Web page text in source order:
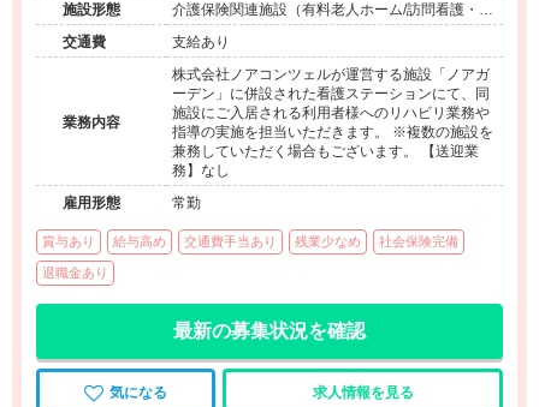
施設形態
介護保険関連施設（有料老人ホーム/訪問看護・リ
ハ）
交通費 支給あり
業務内容
株式会社ノアコンツェルが運営する施設「ノアガ
ーデン」に併設された看護ステーションにて、同
施設にご入居される利用者様へのリハビリ業務や
指導の実施を担当いただきます。 ※複数の施設を
兼務していただく場合もございます。 【送迎業
務】なし
雇用形態
常勤
賞与あり 給与高め 交通費手当あり 残業少なめ 社会保険完備
退職金あり
最新の募集状況を確認
気になる 求人情報を見る